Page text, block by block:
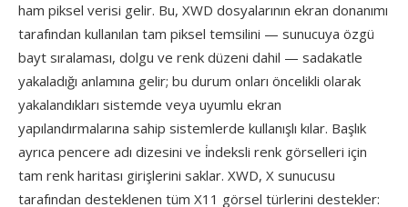
ham piksel verisi gelir. Bu, XWD dosyalarının ekran donanımı
tarafından kullanılan tam piksel temsilini — sunucuya özgü
bayt sıralaması, dolgu ve renk düzeni dahil — sadakatle
yakaladığı anlamına gelir; bu durum onları öncelikli olarak
yakalandıkları sistemde veya uyumlu ekran
yapılandırmalarına sahip sistemlerde kullanışlı kılar. Başlık
ayrıca pencere adı dizesini ve i̇ndeksli renk görselleri için
tam renk haritası girişlerini saklar. XWD, X sunucusu
tarafından desteklenen tüm X11 görsel türlerini destekler: